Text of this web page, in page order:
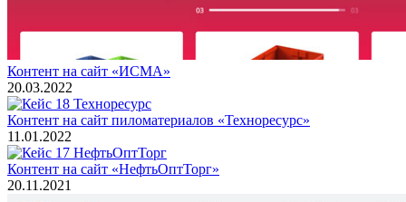
Контент на сайт «ИСМА»
20.03.2022
Контент на сайт пиломатериалов «Техноресурс»
11.01.2022
Контент на сайт «НефтьОптТорг»
20.11.2021